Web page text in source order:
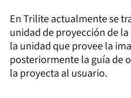
En Trilite actualmente se
unidad de proyección de
la unidad que provee la
posteriormente la guía de
la proyecta al usuario.